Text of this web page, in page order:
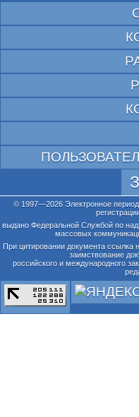
© 1997—2026 Электронное
выдано Федеральной Службой по
массовых
При цитировании документа ссылка
заимствование
российского и международного